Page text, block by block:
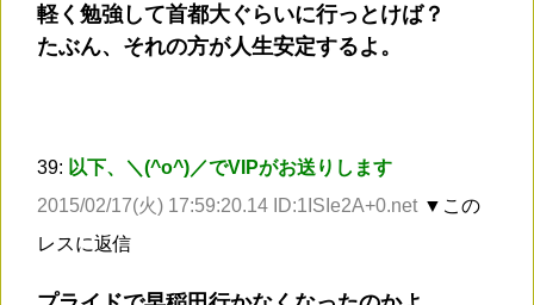
軽く勉強して首都大ぐらいに行っとけば？
たぶん、それの方が人生安定するよ。
39: 以下、＼(^o^)／でVIPがお送りします
2015/02/17(火) 17:59:20.14 ID:1ISIe2A+0.net ▼この
レスに返信